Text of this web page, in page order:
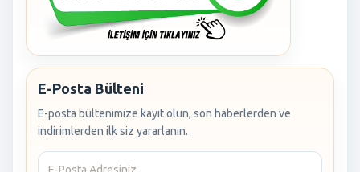
E-Posta Bülteni
E-posta bültenimize kayıt olun, son haberlerden ve
indirimlerden ilk siz yararlanın.